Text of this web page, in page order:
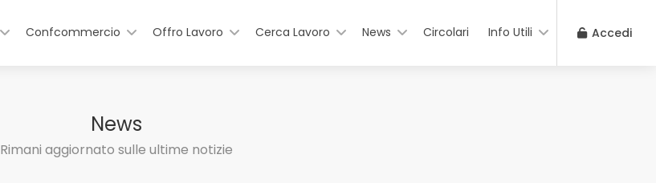
Confcommercio Offro Lavoro Cerca Lavoro News Circolari Info Utili Accedi
News
Rimani aggiornato sulle ultime notizie